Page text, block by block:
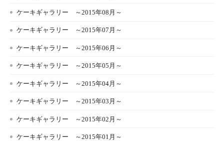
ケーキギャラリー ～2015年08月～
ケーキギャラリー ～2015年07月～
ケーキギャラリー ～2015年06月～
ケーキギャラリー ～2015年05月～
ケーキギャラリー ～2015年04月～
ケーキギャラリー ～2015年03月～
ケーキギャラリー ～2015年02月～
ケーキギャラリー ～2015年01月～